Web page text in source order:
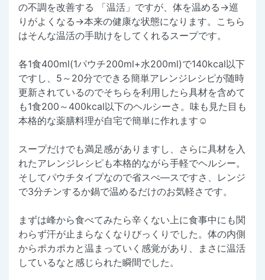
の不調を改善する 「温活」ですが、体を温める→巡
りがよくなる→本来の健康な状態になります。こちら
はそんな温活の手助けをしてくれるスープです。
各1食400ml(1パウチ200ml+水200ml)で140kcal以下
ですし、5～20分でできる簡単アレンジレシピが随時
更新されているのでそちらを利用したら具材を含めて
も1食200～400kcal以下のヘルシーさ。味も見た目も
本格的な薬膳料理が自宅で簡単に作れます☺️
スープだけでも満足感がありますし、さらに具材を入
れたアレンジレシピも本格的ながら手軽でヘルシー。
そしてパウチタイプなので省スぺ―スですさ、レンジ
で3分チンするか鍋で温めるだけのお気軽さです。
まずは峰から食べてみたら辛くない上に食事中にも関
わらず汗が止まらなくなりびっくりでした。体の内側
からポカポカと温まっていく感覚があり、まさに温活
しているなと感じられた瞬間でした。